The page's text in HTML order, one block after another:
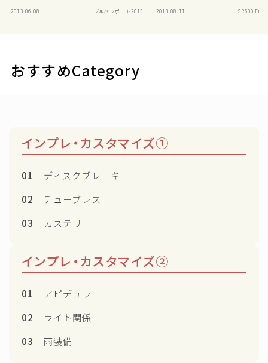
2013.06.08 ブルべレポート2013 2013.08.11 SR600
おすすめCategory
インプレ・カスタマイズ①
01
ディスクブレーキ
02
チューブレス
03
カステリ
インプレ・カスタマイズ②
01
アピデュラ
02
ライト関係
03
雨装備